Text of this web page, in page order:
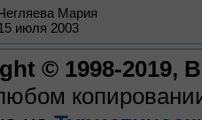
Мария
июля 2003
© 1998-2019,